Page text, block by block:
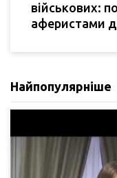
військових:
аферистами
Найпопулярніше